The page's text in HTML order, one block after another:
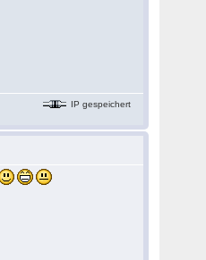
IP gespeichert